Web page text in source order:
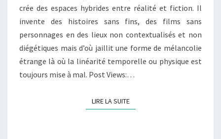
crée des espaces hybrides entre réalité et fiction. Il
invente des histoires sans fins, des films sans
personnages en des lieux non contextualisés et non
diégétiques mais d’où jaillit une forme de mélancolie
étrange là où la linéarité temporelle ou physique est
toujours mise à mal. Post Views:…
LIRE LA SUITELIRE LA SUITE